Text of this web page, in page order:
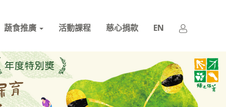
蔬食推廣 活動課程 慈心捐款 EN